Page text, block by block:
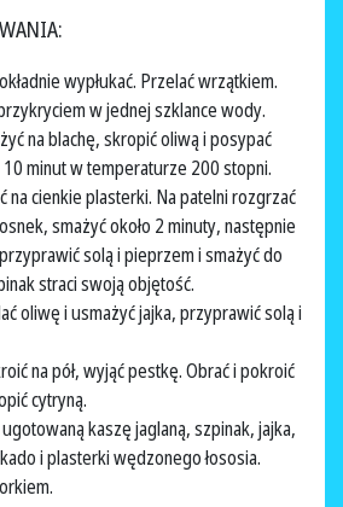
wypłukać. Przelać wrzątkiem.
w jednej szklance wody.
na blachę, skropić oliwą i posypać
10 minut w temperaturze 200 stopni.
na cienkie plasterki. Na patelni rozgrzać
smażyć około 2 minuty, następnie
solą i pieprzem i smażyć do
straci swoją objętość.
oliwę i usmażyć jajka, przyprawić solą i
na pół, wyjąć pestkę. Obrać i pokroić
cytryną.
kaszę jaglaną, szpinak, jajka,
i plasterki wędzonego łososia.